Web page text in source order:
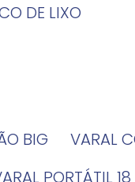
DE LIXO
BIG
VARAL
VARAL PORTÁTIL